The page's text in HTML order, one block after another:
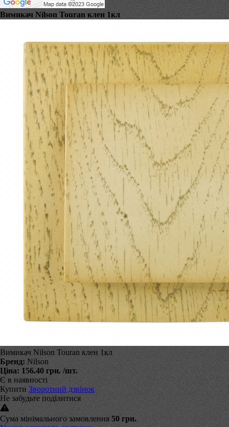
Вимикач Nilson Touran клен 1кл
Вимикач Nilson Touran клен 1кл
Бренд: Nilson
Ціна: 156.40 грн. /шт.
Є в наявності
Купити Зворотний дзвінок
Не забудьте поділитися
Сума мінімального замовлення 50 грн.